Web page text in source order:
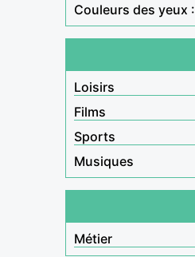
Couleurs des yeux :
Loisirs
Films
Sports
Musiques
Métier